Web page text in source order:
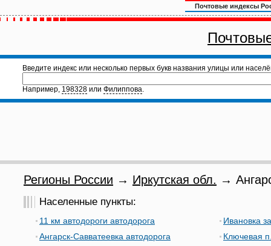
Почтовые индексы
Введите индекс или несколько первых букв названия улицы или
Например, 198328 или Филиппова.
Регионы России → Иркутская обл. →
Населенные пункты:
11 км автодороги автодорога
Ангарск-Савватеевка автодорога
Ивановка
Ключевая